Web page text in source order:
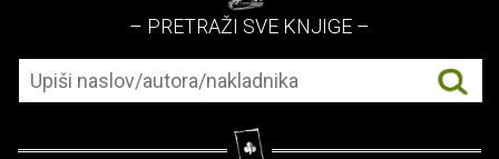
– PRETRAŽI SVE KNJIGE –